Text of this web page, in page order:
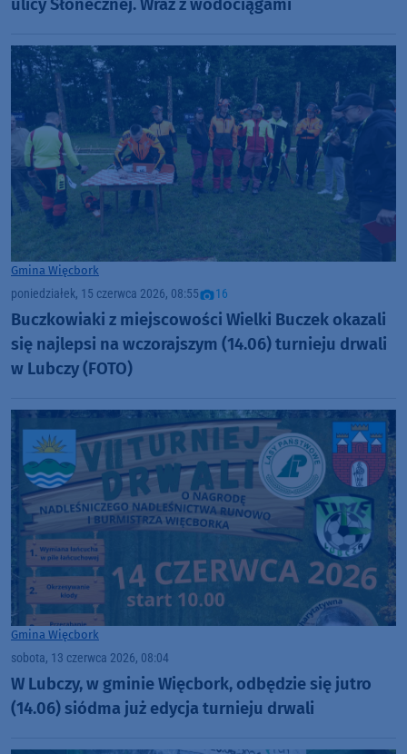
ulicy Słonecznej. Wraz z wodociągami
Gmina Więcbork
poniedziałek, 15 czerwca 2026, 08:55 16
Buczkowiaki z miejscowości Wielki Buczek okazali
się najlepsi na wczorajszym (14.06) turnieju drwali
w Lubczy (FOTO)
Gmina Więcbork
sobota, 13 czerwca 2026, 08:04
W Lubczy, w gminie Więcbork, odbędzie się jutro
(14.06) siódma już edycja turnieju drwali